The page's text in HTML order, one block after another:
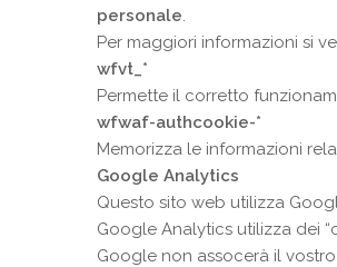
personale.
Per maggiori informazioni si
wfvt_*
Permette il corretto
wfwaf-authcookie-*
Memorizza le informazioni
Google Analytics
Questo sito web utilizza
Google Analytics utilizza dei
Google non assocerà il